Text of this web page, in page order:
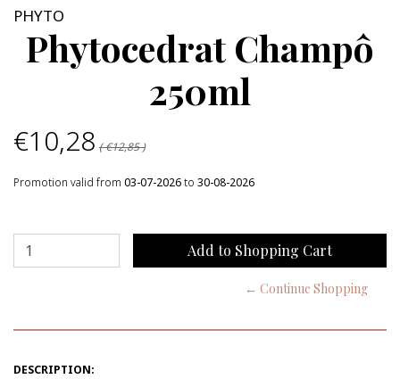
PHYTO
Phytocedrat Champô
250ml
€10,28 ( €12,85 )
Promotion valid from 03-07-2026to 30-08-2026
← Continue Shopping
DESCRIPTION: